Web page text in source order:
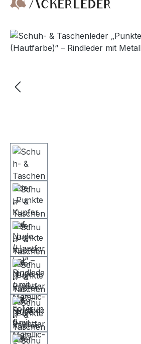
Bildergalerie überspringen